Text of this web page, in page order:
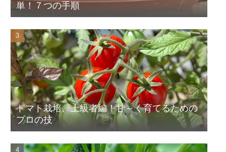
単！７つの手順
トマト栽培、上級者編！甘～く育てるための
プロの技